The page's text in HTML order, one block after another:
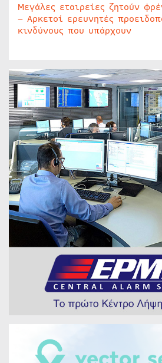
Μεγάλες εταιρείες ζητούν
– Αρκετοί ερευνητές
κινδύνους που υπάρχουν